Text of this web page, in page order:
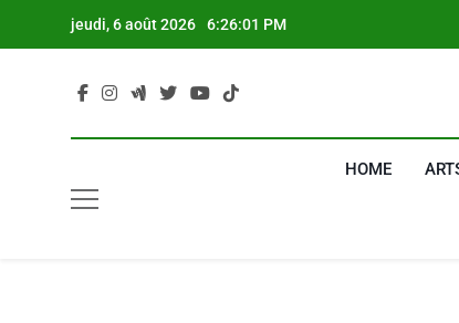
jeudi, 6 août 2026 6:26:02 PM
HOME